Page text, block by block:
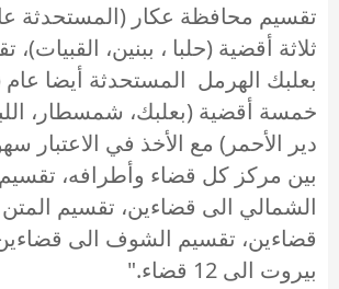
ثلاثة أقضية (حلبا ، ببنين،
خمسة أقضية (بعلبك، شمسطار،
دير الأحمر) مع الأخذ في الاعتبار
بين مركز كل قضاء وأطرافه،
الشمالي الى قضاءين، تقسيم
قضاءين، تقسيم الشوف الى
بيروت الى 12 قضاء."